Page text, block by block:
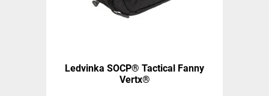
Ledvinka SOCP® Tactical Fanny
Vertx®